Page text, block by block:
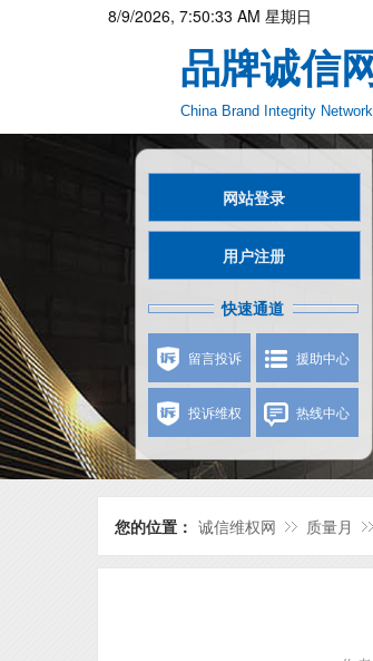
8/9/2026, 7:50:35 AM 星期日
品牌诚信网
China Brand Integrity Network
网站登录
用户注册
快速通道
留言投诉 援助中心
投诉维权 热线中心
您的位置： 诚信维权网 质量月